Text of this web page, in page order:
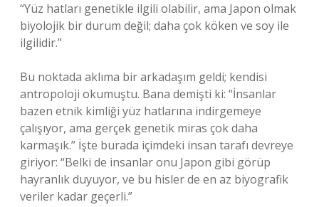
“Yüz hatları genetikle ilgili olabilir, ama Japon olmak
biyolojik bir durum değil; daha çok köken ve soy ile
ilgilidir.”
Bu noktada aklıma bir arkadaşım geldi; kendisi
antropoloji okumuştu. Bana demişti ki: “İnsanlar
bazen etnik kimliği yüz hatlarına indirgemeye
çalışıyor, ama gerçek genetik miras çok daha
karmaşık.” İşte burada içimdeki insan tarafı devreye
giriyor: “Belki de insanlar onu Japon gibi görüp
hayranlık duyuyor, ve bu hisler de en az biyografik
veriler kadar geçerli.”